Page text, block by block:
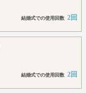
結婚式での使用回数 2回
結婚式での使用回数 2回